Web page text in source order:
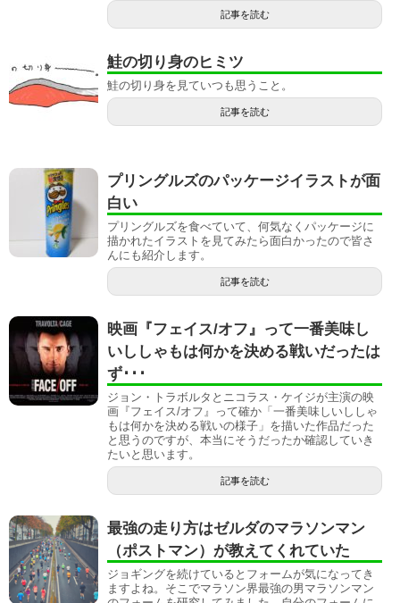
記事を読む
鮭の切り身のヒミツ
鮭の切り身を見ていつも思うこと。
記事を読む
プリングルズのパッケージイラストが面
白い
プリングルズを食べていて、何気なくパッケージに
描かれたイラストを見てみたら面白かったので皆さ
んにも紹介します。
記事を読む
映画『フェイス/オフ』って一番美味し
いししゃもは何かを決める戦いだったは
ず･･･
ジョン・トラボルタとニコラス・ケイジが主演の映
画『フェイス/オフ』って確か「一番美味しいししゃ
もは何かを決める戦いの様子」を描いた作品だった
と思うのですが、本当にそうだったか確認していき
たいと思います。
記事を読む
最強の走り方はゼルダのマラソンマン
（ポストマン）が教えてくれていた
ジョギングを続けているとフォームが気になってき
ますよね。そこでマラソン界最強の男マラソンマン